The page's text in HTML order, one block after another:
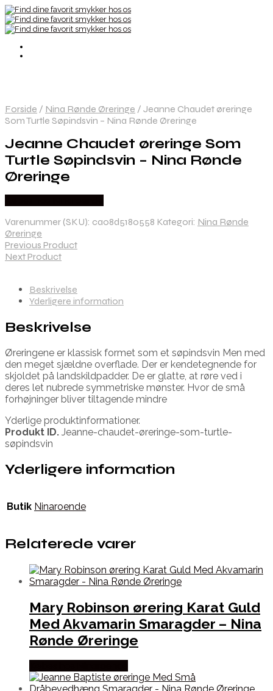
Forside / Nina Rønde Øreringe / Jeanne Chaudet øreringe
Som Turtle Søpindsvin – Nina Rønde Øreringe
Jeanne Chaudet øreringe Som
Turtle Søpindsvin – Nina Rønde
Øreringe
Varenummer (SKU): ca08d5180558 Kategori: Nina Rønde
Øreringe
Previous Product
Next Product
Beskrivelse
Yderligere information
Beskrivelse
Øreringene er klassisk formet som et søpindsvin Men med
den meget sjældne overflade. Der er kendetegnende for
skjoldet på landskildpadder. De er glatte, at røre ved i
deres let nubrede symmetriske mønster. Hvor de små
forhøjninger bliver tiltagende mindre
Yderlige produktinformationer.
Produkt ID. Jeanne-chaudet-øreringe-som-turtle-
søpindsvin
Yderligere information
Butik Ninaroende
Relaterede varer
Mary Robinson ørering Karat Guld
Med Akvamarin Smaragder – Nina
Rønde Øreringe